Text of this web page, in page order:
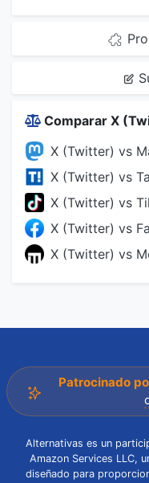
Comparar X
X (Twitter) vs
X (Twitter) vs
X (Twitter) vs
X (Twitter) vs
X (Twitter) vs
Patrocinado
Alternativas es un
Amazon Services LLC,
diseñado para